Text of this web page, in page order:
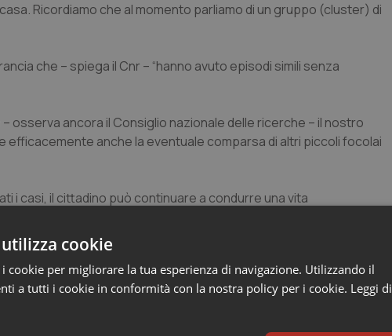
Ricordiamo che al momento parliamo di un gruppo (cluster) di
che – spiega il Cnr – “hanno avuto episodi simili senza
osserva ancora il Consiglio nazionale delle ricerche – il nostro
anche la eventuale comparsa di altri piccoli focolai
i casi, il cittadino può continuare a condurre una vita
lavandosi le mani se ha frequentato luoghi affollati, ed
il Cnr.cookie
cookie per migliorare la tua esperienza di navigazione. Utilizzando il
a tutti i cookie in conformità con la nostra policy per i cookie. Leggi di